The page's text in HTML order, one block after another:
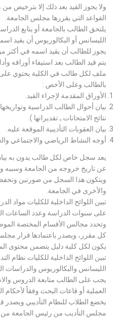
ولا يجوز القيد بعد ذلك إلا بترخيص
القواعد التي يقررها مجلس الجامعة.
يلتحق الطالب بالجامعة أو يتابع
الليسانس أو البكالوريوس أن يقيد
يجوز للطالب أن يقيد اسمه في أكثر
يتم قيد الطالب بعد استيفاء أوراقه
ملف لكل طالب في الكلية يحتوي على
بالطالب وعلى الأخص :
الأوراق المقدمة لإجراء القيد.
بيان أحوال الطالب الدراسية وتواريخها
نتائح الامتحانات ـ تقديراتها ).
بيان العقوبات التأديبية الموقعة عليه.
أوجه النشاط الرياضي والاجتماعي
يعد سجل خاص لكل طالب يدون به
عن تاريخ خروجه من الجامعة وسببه
ويتكون هذا السجل من صورتين وتحفظ
والأخرى في الجامعة.
تبين اللوائح الداخلية للكليات مواد
على سنوات الدراسة وعدد الساعات
وتحدد مجالس الأقسام المختصة
كل مقرر، ويصدر باعتمادها قرار
يكون لكل كلية دليل يتضمن محتوى
تبين اللوائح الداخلية للكليات نظام
الليسانس والبكالوريوس والدراسات
يجب على الطالب متابعة الدروس
العملية أو قاعات البحث وفقاً لأحكام
يخضع الطلاب للنظام التأديبي ويصدر
مجلس التأديب من رئيس الجامعة من